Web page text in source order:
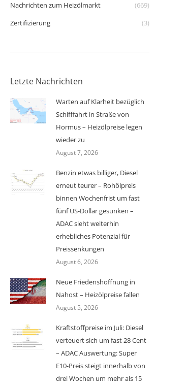
Nachrichten zum Heizölmarkt
(669)
Zertifizierung
(3)
Letzte Nachrichten
Warten auf Klarheit bezüglich
Schifffahrt in Straße von
Hormus – Heizölpreise legen
wieder zu
August 7, 2026
Benzin etwas billiger, Diesel
erneut teurer – Rohölpreis
binnen Wochenfrist um fast
fünf US-Dollar gesunken –
ADAC sieht weiterhin
erhebliches Potenzial für
Preissenkungen
August 6, 2026
Neue Friedenshoffnung in
Nahost – Heizölpreise fallen
August 5, 2026
Kraftstoffpreise im Juli: Diesel
verteuert sich um fast 28 Cent
– ADAC Auswertung: Super
E10-Preis steigt innerhalb von
drei Wochen um mehr als 15